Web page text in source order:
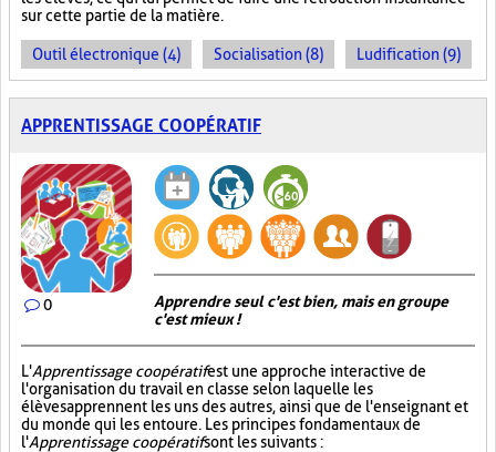
sur cette partie de la matière.
Outil électronique (4) Socialisation (8) Ludification (9)
APPRENTISSAGE COOPÉRATIF
0
Apprendre seul c'est bien, mais en groupe
c'est mieux !
L'Apprentissage coopératifest une approche interactive de
l'organisation du travail en classe selon laquelle les
élèves apprennent les uns des autres, ainsi que de l'enseignant et
du monde qui les entoure. Les principes fondamentaux de
l'Apprentissage coopératifsont les suivants :